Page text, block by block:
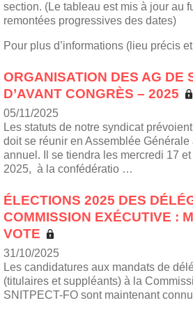
section. (Le tableau est mis à jour au
remontées progressives des dates)
Pour plus d’informations (lieu précis
ORGANISATION DES AG DE
D’AVANT CONGRÈS – 2025
05/11/2025
Les statuts de notre syndicat
doit se réunir en Assemblée
annuel. Il se tiendra les mercredi 17
2025, à la confédératio …
ÉLECTIONS 2025 DES
COMMISSION EXÉCUTIVE :
VOTE
31/10/2025
Les candidatures aux mandats de
(titulaires et suppléants) à la
SNITPECT-FO sont maintenant